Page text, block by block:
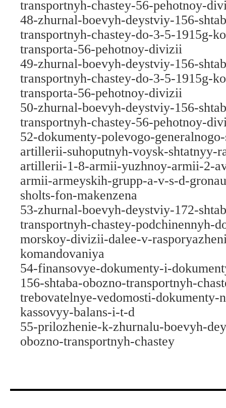
transportnyh-chastey-56-pehotnoy-
48-zhurnal-boevyh-deystviy-156-
transportnyh-chastey-do-3-5-1915g-
transporta-56-pehotnoy-divizii
49-zhurnal-boevyh-deystviy-156-
transportnyh-chastey-do-3-5-1915g-
transporta-56-pehotnoy-divizii
50-zhurnal-boevyh-deystviy-156-
transportnyh-chastey-56-pehotnoy-
52-dokumenty-polevogo-
artillerii-suhoputnyh-voysk-shtatnyy-
artillerii-1-8-armii-yuzhnoy-armii-2-
armii-armeyskih-grupp-a-v-s-d-
sholts-fon-makenzena
53-zhurnal-boevyh-deystviy-172-
transportnyh-chastey-podchinennyh-
morskoy-divizii-dalee-v-
komandovaniya
54-finansovye-dokumenty-i-
156-shtaba-obozno-transportnyh-
trebovatelnye-vedomosti-dokumenty-
kassovyy-balans-i-t-d
55-prilozhenie-k-zhurnalu-boevyh-
obozno-transportnyh-chastey